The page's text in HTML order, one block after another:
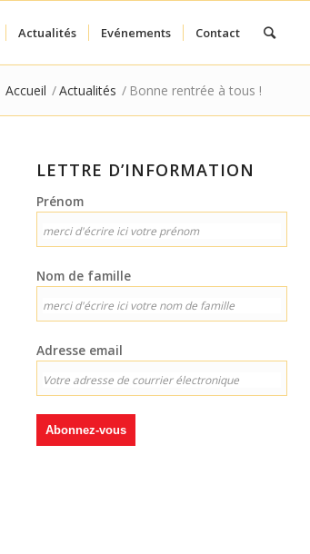
Actualités Evénements Contact
Accueil /Actualités / Bonne rentrée à tous !
LETTRE D’INFORMATION
Prénom
Nom de famille
Adresse email
Festival Chap’Co le 8 et
9 Septembre à
Villeconin